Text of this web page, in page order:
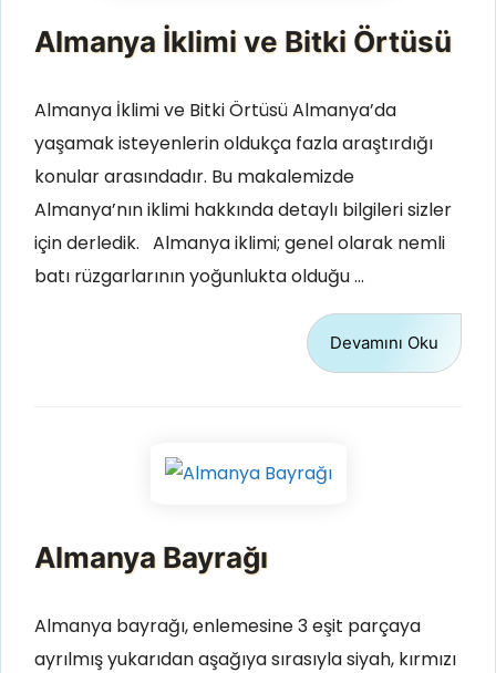
Almanya İklimi ve Bitki Örtüsü
Almanya İklimi ve Bitki Örtüsü Almanya’da
yaşamak isteyenlerin oldukça fazla araştırdığı
konular arasındadır. Bu makalemizde
Almanya’nın iklimi hakkında detaylı bilgileri sizler
için derledik. Almanya iklimi; genel olarak nemli
batı rüzgarlarının yoğunlukta olduğu …
Devamını Oku
Almanya Bayrağı
Almanya bayrağı, enlemesine 3 eşit parçaya
ayrılmış yukarıdan aşağıya sırasıyla siyah, kırmızı